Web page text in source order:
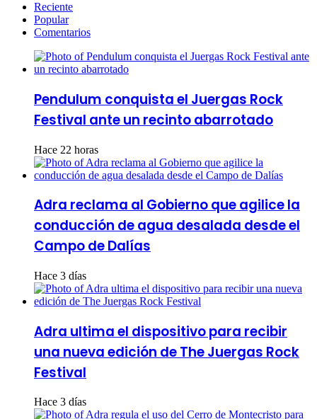
Reciente
Popular
Comentarios
Pendulum conquista el Juergas Rock
Festival ante un recinto abarrotado
Hace 22 horas
Adra reclama al Gobierno que agilice la
conducción de agua desalada desde el
Campo de Dalías
Hace 3 días
Adra ultima el dispositivo para recibir
una nueva edición de The Juergas Rock
Festival
Hace 3 días